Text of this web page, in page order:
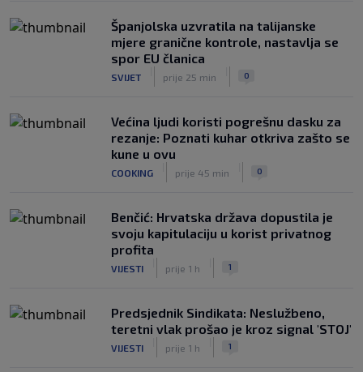
SK
|
prije 4 h
Španjolska uzvratila na talijanske
mjere granične kontrole, nastavlja se
spor EU članica
SVIJET prije 25 min 0
Većina ljudi koristi pogrešnu dasku za
rezanje: Poznati kuhar otkriva zašto se
kune u ovu
COOKING prije 45 min 0
Benčić: Hrvatska država dopustila je
svoju kapitulaciju u korist privatnog
profita
VIJESTI prije 1 h 1
Predsjednik Sindikata: Neslužbeno,
teretni vlak prošao je kroz signal 'STOJ'
VIJESTI prije 1 h 1